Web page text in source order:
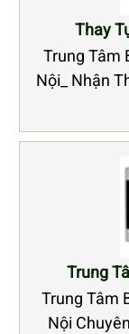
Thay
Trung Tâm
Nội_ Nhận
Trung
Trung Tâm
Nội